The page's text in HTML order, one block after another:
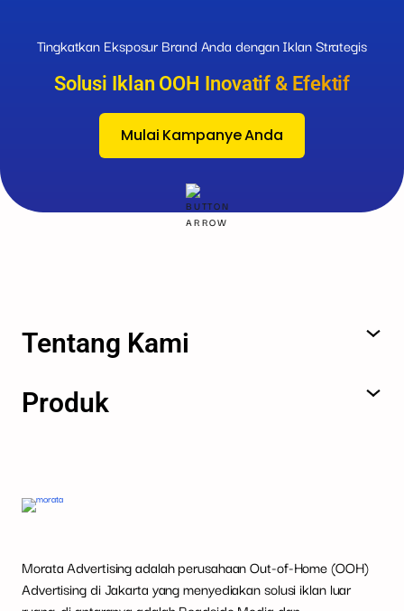
Tingkatkan Eksposur Brand Anda dengan Iklan Strategis
Solusi Iklan OOH Inovatif & Efektif
Mulai Kampanye Anda
Tentang Kami
Produk
Morata Advertising adalah perusahaan Out-of-Home (OOH)
Advertising di Jakarta yang menyediakan solusi iklan luar